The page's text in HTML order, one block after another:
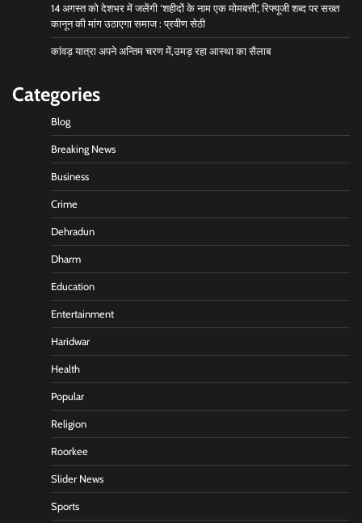
14 अगस्त को देशभर में जलेंगी ‘शहीदों के नाम एक मोमबत्ती’, रिफ्यूजी शब्द पर सख्त
कानून की मांग उठाएगा समाज : प्रवीण सेठी
कांवड़ यात्रा अपने अन्तिम चरण में,उमड़ रहा आस्था का सैलाब
Categories
Blog
Breaking News
Business
Crime
Dehradun
Dharm
Education
Entertainment
Haridwar
Health
Popular
Religion
Roorkee
Slider News
Sports